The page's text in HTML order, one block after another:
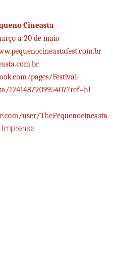
Cineasta
a 20 de maio
pages/Festival-
124148720995407?ref=hl
user/ThePequenocineasta